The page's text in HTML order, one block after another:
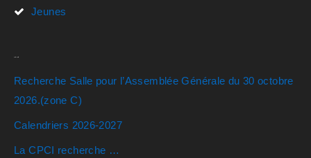
Jeunes
Recherche Salle pour l’Assemblée Générale du 30 octobre
2026.(zone C)
Calendriers 2026-2027
La CPCI recherche …